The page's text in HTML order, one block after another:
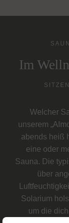
Im
Welcher
unserem
abends heiß
eine oder
Sauna. Die
über
Solarium
um die